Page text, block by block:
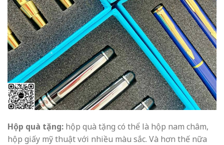
Hộp quà tặng: hộp quà tặng có thể là hộp nam châm,
hộp giấy mỹ thuật với nhiều màu sắc. Và hơn thế nữa